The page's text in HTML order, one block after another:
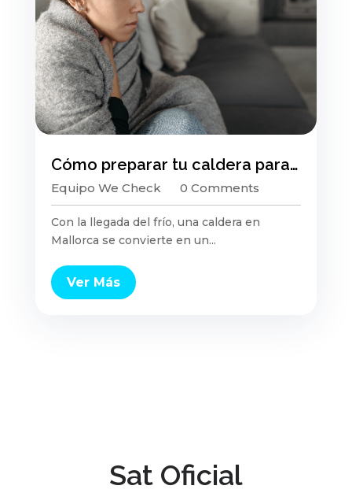
Cómo preparar tu caldera para el invierno y evitar averías costosas
Equipo We Check 0 Comments
Con la llegada del frío, una caldera en
Mallorca se convierte en un...
Ver Más
Sat Oficial